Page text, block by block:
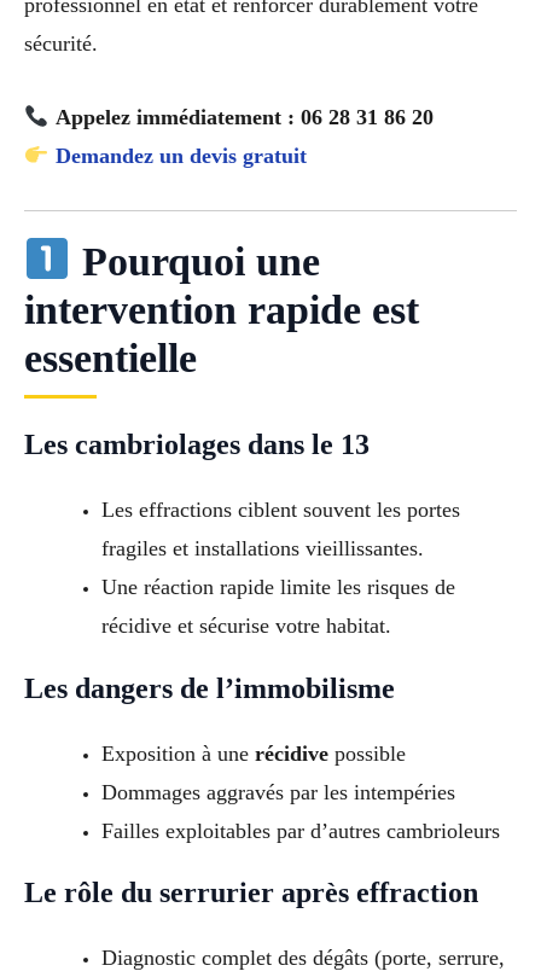
professionnel en état et renforcer durablement votre
sécurité.
Appelez immédiatement : 06 28 31 86 20
Demandez un devis gratuit
Pourquoi une
intervention rapide est
essentielle
Les cambriolages dans le 13
Les effractions ciblent souvent les portes
fragiles et installations vieillissantes.
Une réaction rapide limite les risques de
récidive et sécurise votre habitat.
Les dangers de l’immobilisme
Exposition à une récidivepossible
Dommages aggravés par les intempéries
Failles exploitables par d’autres cambrioleurs
Le rôle du serrurier après effraction
Diagnostic complet des dégâts (porte, serrure,